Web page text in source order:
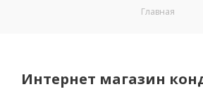
Главная
Интернет магазин